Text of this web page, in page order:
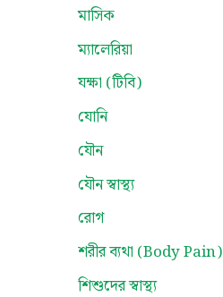
মাসিক
ম্যালেরিয়া
যক্ষা (টিবি)
যোনি
যৌন
যৌন স্বাস্থ্য
রোগ
শরীর ব্যথা (Body Pain)
শিশুদের স্বাস্থ্য